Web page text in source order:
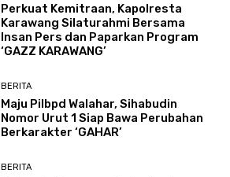
Perkuat Kemitraan, Kapolresta
Karawang Silaturahmi Bersama
Insan Pers dan Paparkan Program
‘GAZZ KARAWANG’
BERITA
Maju Pilbpd Walahar, Sihabudin
Nomor Urut 1 Siap Bawa Perubahan
Berkarakter ‘GAHAR’
BERITA